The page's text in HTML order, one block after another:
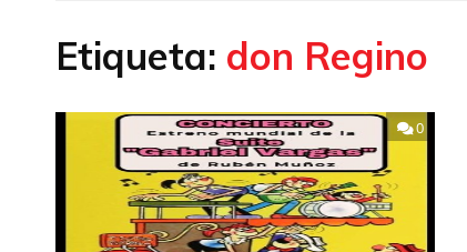
Etiqueta: don Regino
0